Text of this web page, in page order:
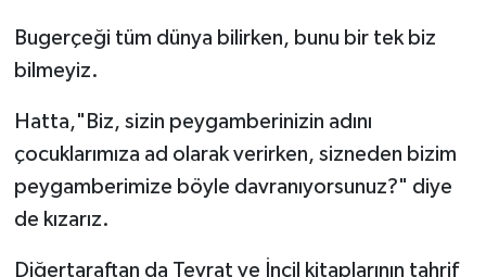
Bugerçeği tüm dünya bilirken, bunu bir tek biz
bilmeyiz.
Hatta,"Biz, sizin peygamberinizin adını
çocuklarımıza ad olarak verirken, sizneden bizim
peygamberimize böyle davranıyorsunuz?" diye
de kızarız.
Diğertaraftan da Tevrat ve İncil kitaplarının tahrif